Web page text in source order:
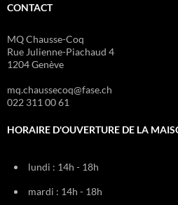
CONTACT
MQ Chausse-Coq
Rue Julienne-Piachaud 4
1204 Genève
mq.chaussecoq@fase.ch
022 311 00 61
HORAIRE D'OUVERTURE DE LA
lundi : 14h - 18h
mardi : 14h - 18h